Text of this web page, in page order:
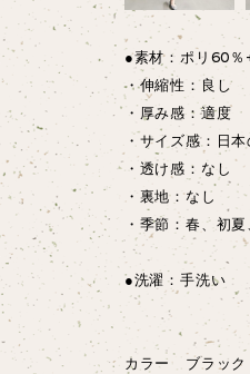
●素材：ポリ60
・伸縮性：良し
・厚み感：適度
・サイズ感：日
・透け感：なし
・裏地：なし
・季節：春、初夏
●洗濯：手洗い
カラー ブラッ